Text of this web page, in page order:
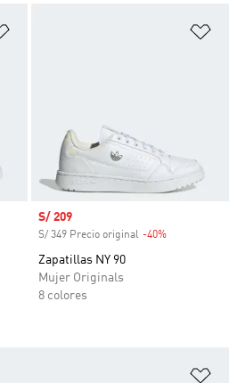
Precio de venta
S/ 209
S/ 349 Precio original -40%
Zapatillas NY 90
Mujer Originals
8 colores